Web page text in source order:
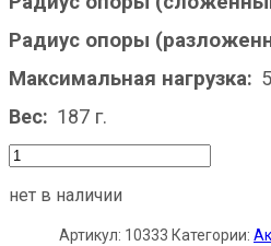
Радиус опоры
Максимальная нагрузка:
Вес: 187 г.
нет в наличии
Артикул: 10333 Категории: